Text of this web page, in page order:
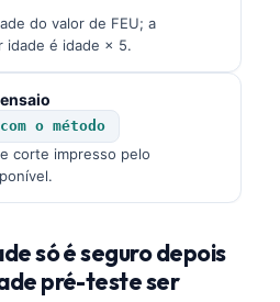
do valor de FEU; a
idade é idade × 5.
o método
corte impresso pelo
só é seguro depois
pré-teste ser